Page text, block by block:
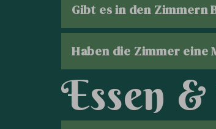
Gibt es in den Zimmern
Haben die Zimmer eine
Essen &